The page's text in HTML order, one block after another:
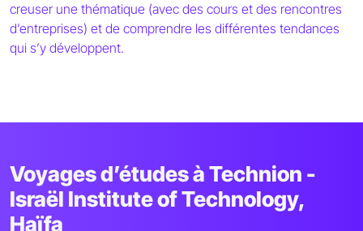
creuser une thématique (avec des cours et des rencontres
d’entreprises) et de comprendre les différentes tendances
qui s’y développent.
Voyages d’études à Technion -
Israël Institute of Technology,
Haïfa